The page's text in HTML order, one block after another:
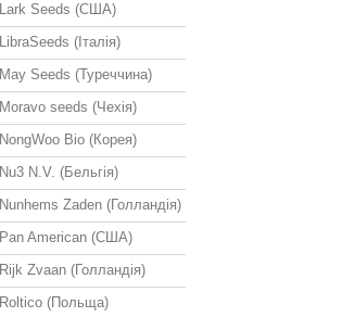
Lark Seeds (США)
(Італія)
Seeds (Туреччина)
seeds (Чехія)
Bio (Корея)
N.V. (Бельгія)
Zaden (Голландія)
American (США)
Zvaan (Голландія)
(Польща)